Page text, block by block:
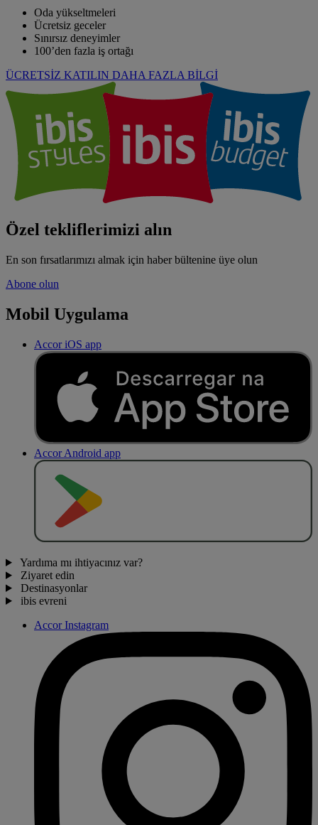
Oda yükseltmeleri
Ücretsiz geceler
Sınırsız deneyimler
100’den fazla iş ortağı
ÜCRETSİZ KATILIN DAHA FAZLA BİLGİ
Özel tekliflerimizi alın
En son fırsatlarımızı almak için haber bültenine üye olun
Abone olun
Mobil Uygulama
Accor iOS app
Accor Android app
Yardıma mı ihtiyacınız var?
Ziyaret edin
Destinasyonlar
ibis evreni
Accor Instagram